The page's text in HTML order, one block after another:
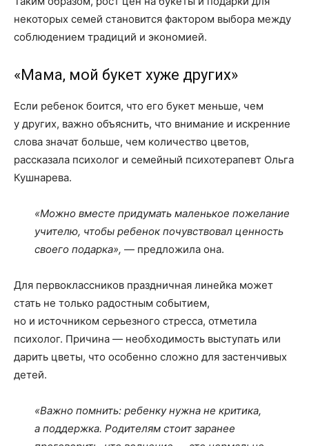
некоторых семей становится фактором выбора между
соблюдением традиций и экономией.
«Мама, мой букет хуже других»
Если ребенок боится, что его букет меньше, чем
у других, важно объяснить, что внимание и искренние
слова значат больше, чем количество цветов,
рассказала психолог и семейный психотерапевт Ольга
Кушнарева.
«Можно вместе придумать маленькое пожелание
учителю, чтобы ребенок почувствовал ценность
своего подарка», — предложила она.
Для первоклассников праздничная линейка может
стать не только радостным событием,
но и источником серьезного стресса, отметила
психолог. Причина — необходимость выступать или
дарить цветы, что особенно сложно для застенчивых
детей.
«Важно помнить: ребенку нужна не критика,
а поддержка. Родителям стоит заранее